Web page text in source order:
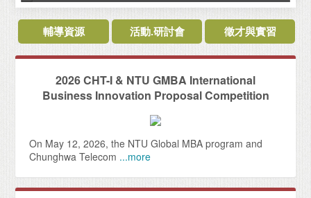
輔導資源 活動.研討會 徵才與實習
2026 CHT-I & NTU GMBA International
Business Innovation Proposal Competition
On May 12, 2026, the NTU Global MBA program and
Chunghwa Telecom ...more